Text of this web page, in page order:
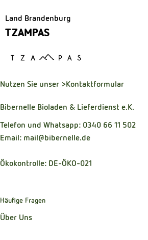
Land Brandenburg
TZAMPAS
Nutzen Sie unser >Kontaktformular
Bibernelle Bioladen & Lieferdienst e.K.
Telefon und Whatsapp: 0340 66 11 502
Email: mail@bibernelle.de
Ökokontrolle: DE-ÖKO-021
Häufige Fragen
Über Uns